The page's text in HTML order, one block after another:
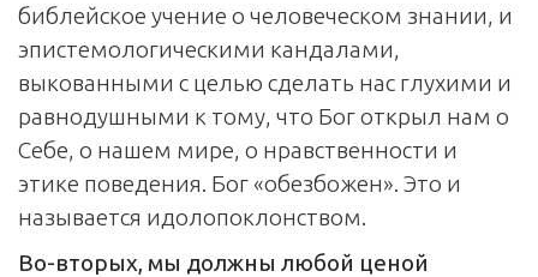
библейское учение о человеческом знании, и
эпистемологическими кандалами,
выкованными с целью сделать нас глухими и
равнодушными к тому, что Бог открыл нам о
Себе, о нашем мире, о нравственности и
этике поведения. Бог «обезбожен». Это и
называется идолопоклонством.
Во-вторых, мы должны любой ценой